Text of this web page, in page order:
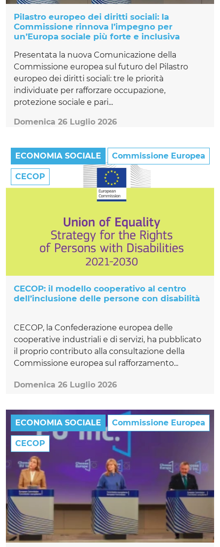
Pilastro europeo dei diritti sociali: la
Commissione rinnova l’impegno per
un’Europa sociale più forte e inclusiva
Presentata la nuova Comunicazione della
Commissione europea sul futuro del Pilastro
europeo dei diritti sociali: tre le priorità
individuate per rafforzare occupazione,
protezione sociale e pari...
Domenica 26 Luglio 2026
ECONOMIA SOCIALE Commissione Europea
CECOP
CECOP: il modello cooperativo al centro
dell’inclusione delle persone con disabilità
CECOP, la Confederazione europea delle
cooperative industriali e di servizi, ha pubblicato
il proprio contributo alla consultazione della
Commissione europea sul rafforzamento...
Domenica 26 Luglio 2026
ECONOMIA SOCIALE Commissione Europea
CECOP